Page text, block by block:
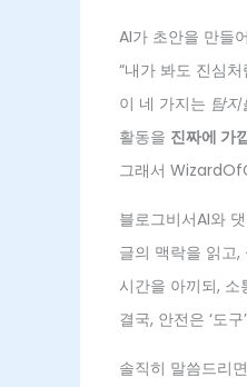
AI가 초안을 만들
“내가 봐도 진심
이 네 가지는 탐
활동을 진짜에 가
그래서
블로그비서AI와
글의 맥락을 읽고,
시간을 아끼되, 소
결국, 안전은 ‘도
솔직히 말씀드리